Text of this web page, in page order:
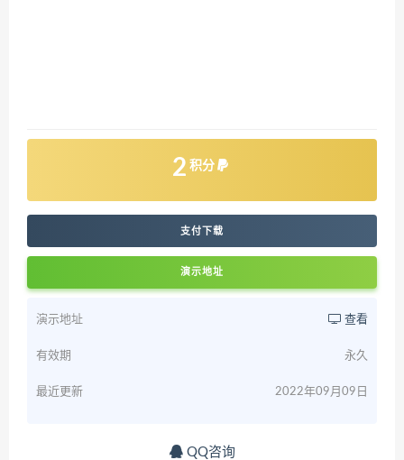
2 积分
支付下载
演示地址
演示地址 查看
有效期 永久
最近更新 2022年09月09日
QQ咨询